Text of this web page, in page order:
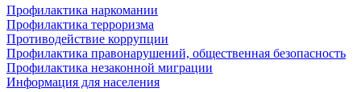
Профилактика наркомании
Профилактика терроризма
Противодействие коррупции
Профилактика правонарушений, общественная безопасность
Профилактика незаконной миграции
Информация для населения